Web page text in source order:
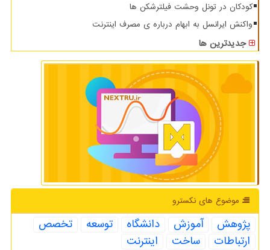
کودکان در تونل وحشت فیلترشکن ها
واکنش ایرانسل به ابهام درباره ی مصرف اینترنت
جدیدترین ها
موضوع های نكسترو
پژوهش آموزش دانشگاه توسعه
تخصص
ارتباطات
ساخت اینترنت